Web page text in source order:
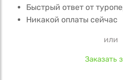
Быстрый ответ от
Никакой оплаты сейчас
или
Заказать